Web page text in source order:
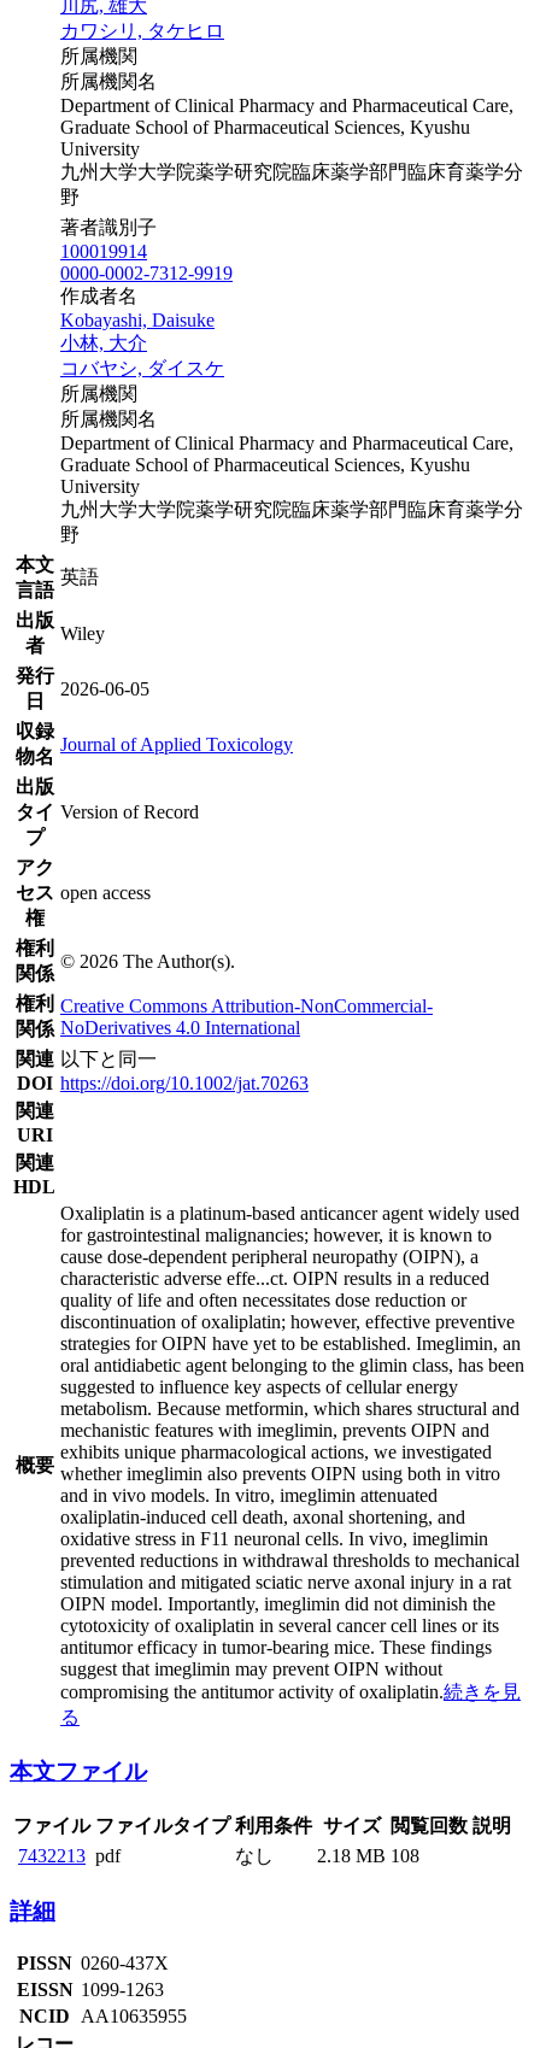
川尻, 雄大
カワシリ, タケヒロ
所属機関
所属機関名
Department of Clinical Pharmacy and Pharmaceutical Care,
Graduate School of Pharmaceutical Sciences, Kyushu
University
九州大学大学院薬学研究院臨床薬学部門臨床育薬学分
野
著者識別子
100019914
0000-0002-7312-9919
作成者名
Kobayashi, Daisuke
小林, 大介
コバヤシ, ダイスケ
所属機関
所属機関名
Department of Clinical Pharmacy and Pharmaceutical Care,
Graduate School of Pharmaceutical Sciences, Kyushu
University
九州大学大学院薬学研究院臨床薬学部門臨床育薬学分
野
本文
言語
英語
出版
者
Wiley
発行
日
2026-06-05
収録
物名
Journal of Applied Toxicology
出版
タイ
プ
Version of Record
アク
セス
権
open access
権利
関係
© 2026 The Author(s).
権利
関係
Creative Commons Attribution-NonCommercial-
NoDerivatives 4.0 International
関連
DOI
以下と同一
https://doi.org/10.1002/jat.70263
関連
URI
関連
HDL
概要
Oxaliplatin is a platinum-based anticancer agent widely used
for gastrointestinal malignancies; however, it is known to
cause dose-dependent peripheral neuropathy (OIPN), a
characteristic adverse effe...ct. OIPN results in a reduced
quality of life and often necessitates dose reduction or
discontinuation of oxaliplatin; however, effective preventive
strategies for OIPN have yet to be established. Imeglimin, an
oral antidiabetic agent belonging to the glimin class, has been
suggested to influence key aspects of cellular energy
metabolism. Because metformin, which shares structural and
mechanistic features with imeglimin, prevents OIPN and
exhibits unique pharmacological actions, we investigated
whether imeglimin also prevents OIPN using both in vitro
and in vivo models. In vitro, imeglimin attenuated
oxaliplatin-induced cell death, axonal shortening, and
oxidative stress in F11 neuronal cells. In vivo, imeglimin
prevented reductions in withdrawal thresholds to mechanical
stimulation and mitigated sciatic nerve axonal injury in a rat
OIPN model. Importantly, imeglimin did not diminish the
cytotoxicity of oxaliplatin in several cancer cell lines or its
antitumor efficacy in tumor-bearing mice. These findings
suggest that imeglimin may prevent OIPN without
compromising the antitumor activity of oxaliplatin.続きを見
る
本文ファイル
ファイル ファイルタイプ 利用条件 サイズ 閲覧回数 説明
7432213 pdf なし 2.18 MB 108
詳細
PISSN 0260-437X
EISSN 1099-1263
NCID AA10635955